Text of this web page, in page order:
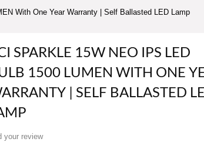
With One Year Warranty | Self Ballasted LED Lamp
SPARKLE 15W NEO IPS LED
1500 LUMEN WITH ONE
| SELF BALLASTED
your review